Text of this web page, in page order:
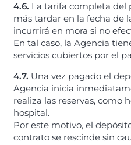
4.6. La tarifa completa del
más tardar en la fecha de
incurrirá en mora si no
En tal caso, la Agencia
servicios cubiertos por el
4.7. Una vez pagado el
Agencia inicia
realiza las reservas, como
hospital.
Por este motivo, el
contrato se rescinde sin